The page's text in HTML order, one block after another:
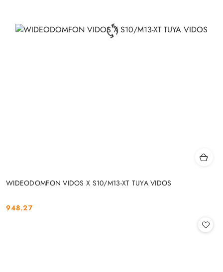
WIDEODOMFON VIDOS X S10/M13-XT TUYA VIDOS
Cena:
948.27